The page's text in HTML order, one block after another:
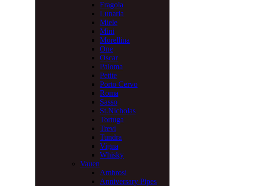
Fragola
Lunaria
Miele
Mini
Morellina
One
Oscar
Paloma
Petite
Porto Cervo
Roma
Sasso
St.Nicholas
Tortuga
Trevi
Tundra
Vigna
Whisky
Vauen
Ambrosi
Anniversary Pipes